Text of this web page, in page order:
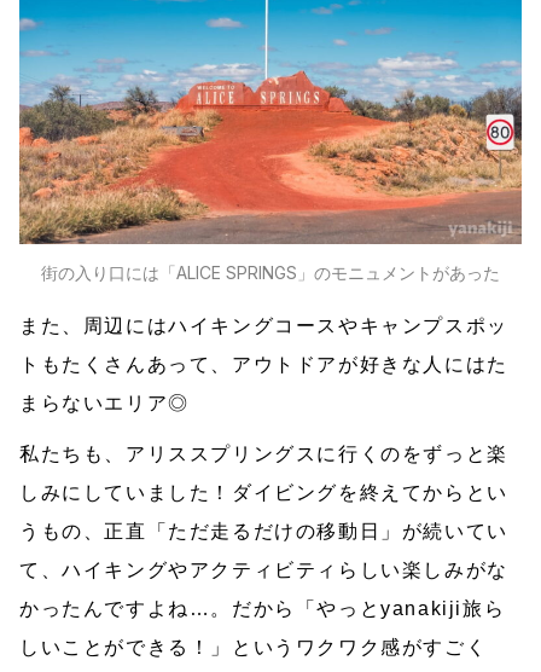
街の入り口には「ALICE SPRINGS」のモニュメントがあった
また、周辺にはハイキングコースやキャンプスポッ
トもたくさんあって、アウトドアが好きな人にはた
まらないエリア◎
私たちも、アリススプリングスに行くのをずっと楽
しみにしていました！ダイビングを終えてからとい
うもの、正直「ただ走るだけの移動日」が続いてい
て、ハイキングやアクティビティらしい楽しみがな
かったんですよね…。だから「やっとyanakiji旅ら
しいことができる！」というワクワク感がすごく